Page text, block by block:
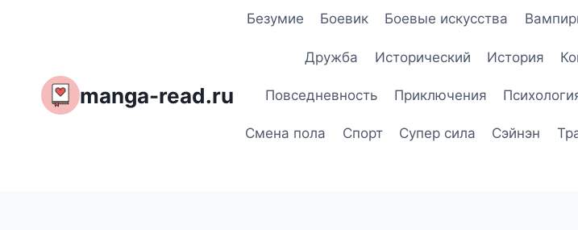
manga-read.ru
Безумие Боевик Боевые искусства
Дружба Исторический История
Повседневность Приключения
Смена пола Спорт Супер сила Сэйнэн